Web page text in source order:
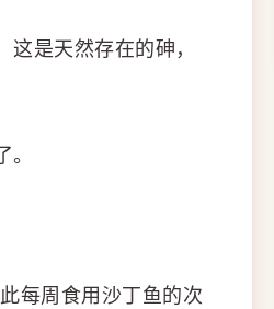
是天然存在的砷，
每周食用沙丁鱼的次